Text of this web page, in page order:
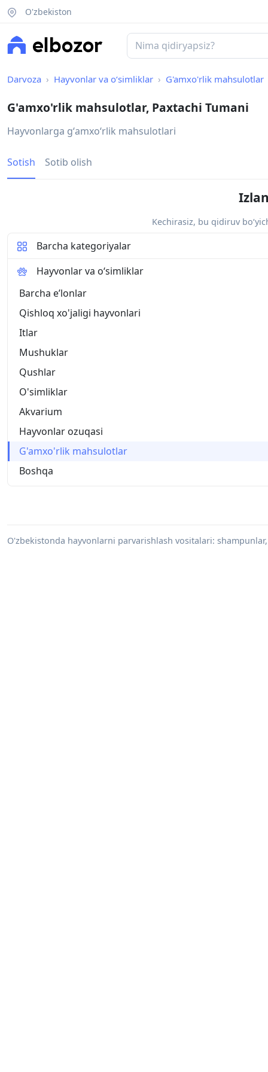
O'zbekiston
Darvoza Hayvonlar va o‘simliklar G'amxo'rlik mahsulotlar
G'amxo'rlik mahsulotlar, Paxtachi Tumani
Hayvonlarga gʻamxoʻrlik mahsulotlari
Sotish Sotib olish
Kechirasiz, bu qidiruv
Barcha kategoriyalar
Hayvonlar va o‘simliklar
Barcha eʼlonlar
Qishloq xo'jaligi hayvonlari
Itlar
Mushuklar
Qushlar
O'simliklar
Akvarium
Hayvonlar ozuqasi
G'amxo'rlik mahsulotlar
Boshqa
O'zbekistonda hayvonlarni parvarishlash vositalari: